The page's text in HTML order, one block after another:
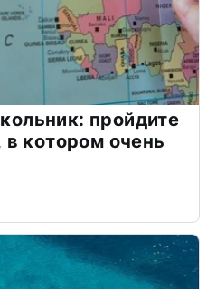
пройдите
в котором очень